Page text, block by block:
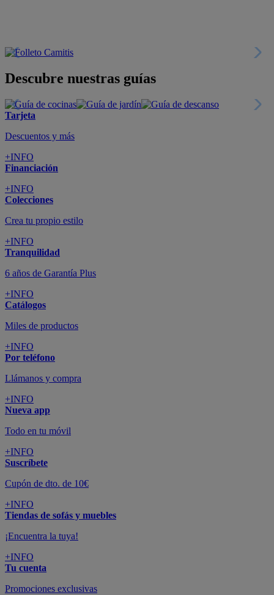
Descubre nuestras guías
Tarjeta
Descuentos y más
+INFO
Financiación
+INFO
Colecciones
Crea tu propio estilo
+INFO
Tranquilidad
6 años de Garantía Plus
+INFO
Catálogos
Miles de productos
+INFO
Por teléfono
Llámanos y compra
+INFO
Nueva app
Todo en tu móvil
+INFO
Suscríbete
Cupón de dto. de 10€
+INFO
Tiendas de sofás y muebles
¡Encuentra la tuya!
+INFO
Tu cuenta
Promociones exclusivas